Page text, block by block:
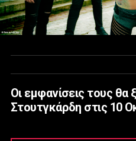
Οι εμφανίσεις τους θα
Στουτγκάρδη στις 10